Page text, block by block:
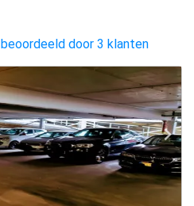
beoordeeld door 3 klanten